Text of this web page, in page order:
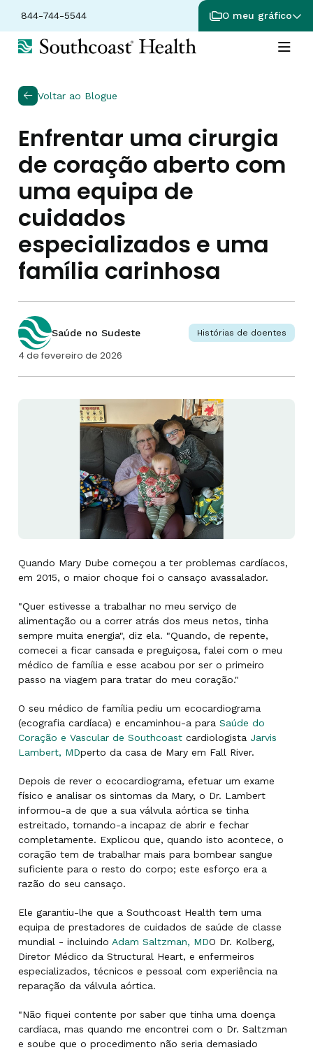
844-744-5544 O meu gráfico
Voltar ao Blogue
Enfrentar uma cirurgia
de coração aberto com
uma equipa de
cuidados
especializados e uma
família carinhosa
Saúde no Sudeste Histórias de doentes
4 de fevereiro de 2026
Quando Mary Dube começou a ter problemas cardíacos,
em 2015, o maior choque foi o cansaço avassalador.
"Quer estivesse a trabalhar no meu serviço de
alimentação ou a correr atrás dos meus netos, tinha
sempre muita energia", diz ela. "Quando, de repente,
comecei a ficar cansada e preguiçosa, falei com o meu
médico de família e esse acabou por ser o primeiro
passo na viagem para tratar do meu coração."
O seu médico de família pediu um ecocardiograma
(ecografia cardíaca) e encaminhou-a para Saúde do
Coração e Vascular de Southcoast cardiologista Jarvis
Lambert, MDperto da casa de Mary em Fall River.
Depois de rever o ecocardiograma, efetuar um exame
físico e analisar os sintomas da Mary, o Dr. Lambert
informou-a de que a sua válvula aórtica se tinha
estreitado, tornando-a incapaz de abrir e fechar
completamente. Explicou que, quando isto acontece, o
coração tem de trabalhar mais para bombear sangue
suficiente para o resto do corpo; este esforço era a
razão do seu cansaço.
Ele garantiu-lhe que a Southcoast Health tem uma
equipa de prestadores de cuidados de saúde de classe
mundial - incluindo Adam Saltzman, MDO Dr. Kolberg,
Diretor Médico da Structural Heart, e enfermeiros
especializados, técnicos e pessoal com experiência na
reparação da válvula aórtica.
"Não fiquei contente por saber que tinha uma doença
cardíaca, mas quando me encontrei com o Dr. Saltzman
e soube que o procedimento não seria demasiado